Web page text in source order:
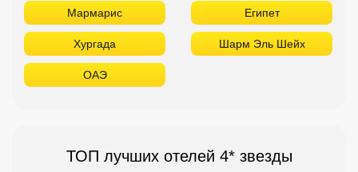
Мармарис Египет
Хургада Шарм Эль Шейх
ОАЭ
ТОП лучших отелей 4* звезды